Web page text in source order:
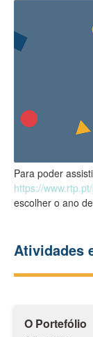
Para poder
https://
escolher o ano
Atividades
O Portefólio